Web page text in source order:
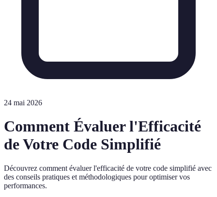
24 mai 2026
Comment Évaluer l'Efficacité
de Votre Code Simplifié
Découvrez comment évaluer l'efficacité de votre code simplifié avec
des conseils pratiques et méthodologiques pour optimiser vos
performances.